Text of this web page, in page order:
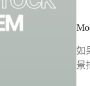
如
景